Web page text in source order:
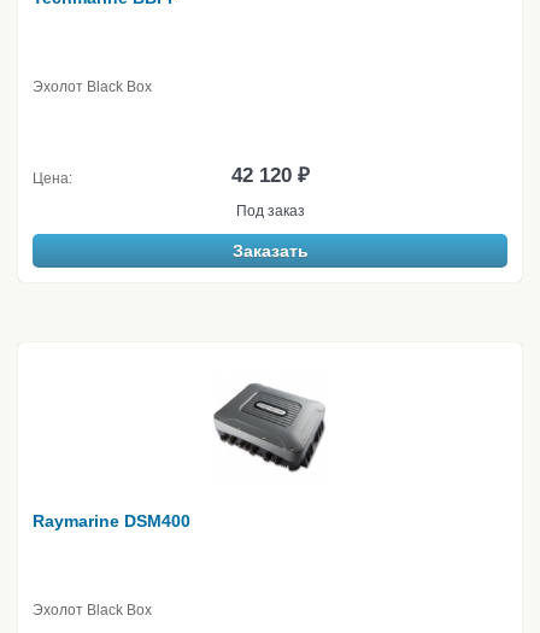
Эхолот Black Box
Цена: 42 120 ₽
Под заказ
Заказать
Raymarine DSM400
Эхолот Black Box